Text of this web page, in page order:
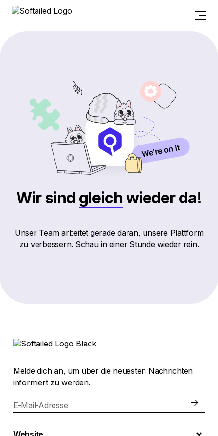
Wir sind gleich wieder da!
Unser Team arbeitet gerade daran, unsere Plattform
zu verbessern. Schau in einer Stunde wieder rein.
Melde dich an, um über die neuesten Nachrichten
informiert zu werden.
E-Mail-Adresse
Website